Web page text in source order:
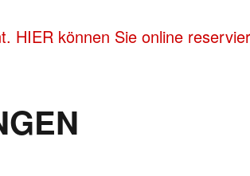
HIER können Sie online